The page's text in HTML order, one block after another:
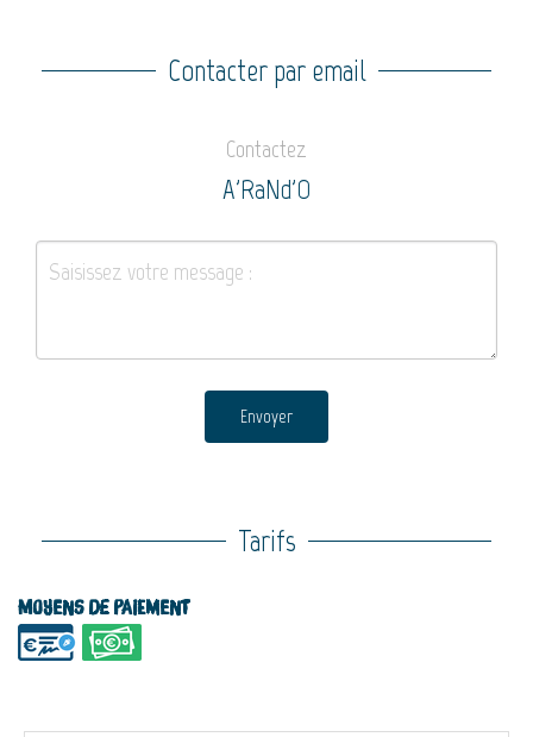
Contacter par email
Contactez
A'RaNd'O
Envoyer
Tarifs
Moyens de paiement